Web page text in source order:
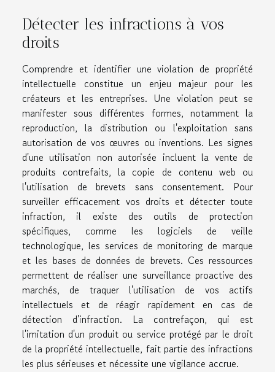
Détecter les infractions à vos
droits
Comprendre et identifier une violation de propriété
intellectuelle constitue un enjeu majeur pour les
créateurs et les entreprises. Une violation peut se
manifester sous différentes formes, notamment la
reproduction, la distribution ou l'exploitation sans
autorisation de vos œuvres ou inventions. Les signes
d'une utilisation non autorisée incluent la vente de
produits contrefaits, la copie de contenu web ou
l'utilisation de brevets sans consentement. Pour
surveiller efficacement vos droits et détecter toute
infraction, il existe des outils de protection
spécifiques, comme les logiciels de veille
technologique, les services de monitoring de marque
et les bases de données de brevets. Ces ressources
permettent de réaliser une surveillance proactive des
marchés, de traquer l'utilisation de vos actifs
intellectuels et de réagir rapidement en cas de
détection d'infraction. La contrefaçon, qui est
l'imitation d'un produit ou service protégé par le droit
de la propriété intellectuelle, fait partie des infractions
les plus sérieuses et nécessite une vigilance accrue.